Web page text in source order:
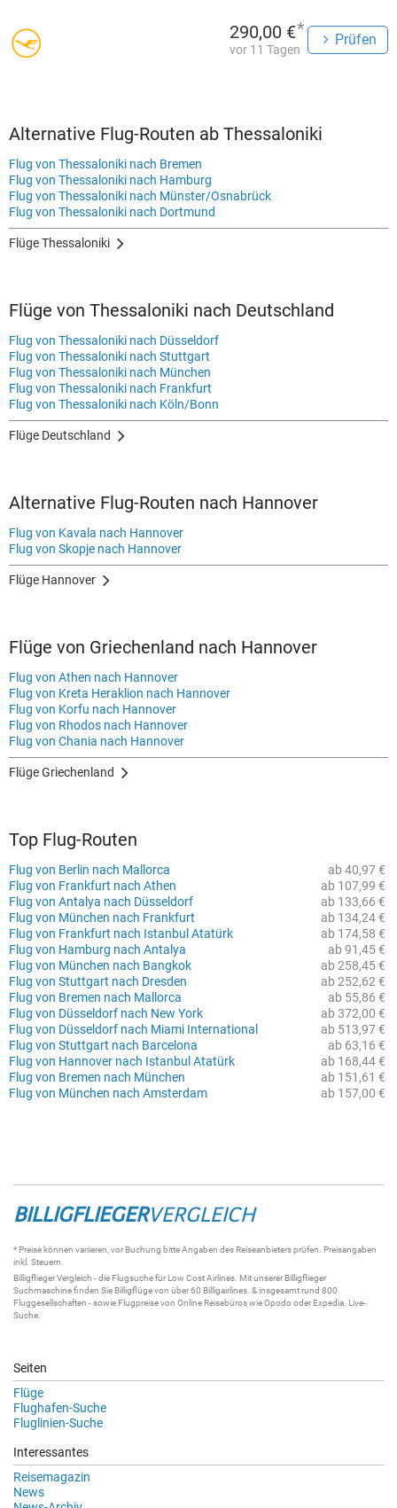
290,00 €*
vor 11 Tagen
Prüfen
Alternative Flug-Routen ab Thessaloniki
Flug von Thessaloniki nach Bremen
Flug von Thessaloniki nach Hamburg
Flug von Thessaloniki nach Münster/Osnabrück
Flug von Thessaloniki nach Dortmund
Flüge Thessaloniki
Flüge von Thessaloniki nach Deutschland
Flug von Thessaloniki nach Düsseldorf
Flug von Thessaloniki nach Stuttgart
Flug von Thessaloniki nach München
Flug von Thessaloniki nach Frankfurt
Flug von Thessaloniki nach Köln/Bonn
Flüge Deutschland
Alternative Flug-Routen nach Hannover
Flug von Kavala nach Hannover
Flug von Skopje nach Hannover
Flüge Hannover
Flüge von Griechenland nach Hannover
Flug von Athen nach Hannover
Flug von Kreta Heraklion nach Hannover
Flug von Korfu nach Hannover
Flug von Rhodos nach Hannover
Flug von Chania nach Hannover
Flüge Griechenland
Top Flug-Routen
ab 40,97 €
Flug von Berlin nach Mallorca
ab 107,99 €
Flug von Frankfurt nach Athen
ab 133,66 €
Flug von Antalya nach Düsseldorf
ab 134,24 €
Flug von München nach Frankfurt
ab 174,58 €
Flug von Frankfurt nach Istanbul Atatürk
ab 91,45 €
Flug von Hamburg nach Antalya
ab 258,45 €
Flug von München nach Bangkok
ab 252,62 €
Flug von Stuttgart nach Dresden
ab 55,86 €
Flug von Bremen nach Mallorca
ab 372,00 €
Flug von Düsseldorf nach New York
ab 513,97 €
Flug von Düsseldorf nach Miami International
ab 63,16 €
Flug von Stuttgart nach Barcelona
ab 168,44 €
Flug von Hannover nach Istanbul Atatürk
ab 151,61 €
Flug von Bremen nach München
ab 157,00 €
Flug von München nach Amsterdam
BILLIGFLIEGERVERGLEICH
* Preise können variieren, vor Buchung bitte Angaben des Reiseanbieters prüfen. Preisangaben
inkl. Steuern.
BilligfliegerVergleich - die Flugsuchefür Low Cost Airlines. Mit unsererBilligflieger
Suchmaschinefinden Sie Billigflügevon über 60 Billigairlines . & insgesamt rund 800
Fluggesellschaften - sowie Flugpreise von Online Reisebüros wie Opodo oder Expedia. Live-
Suche
Seiten
Flüge
Flughafen-Suche
Fluglinien-Suche
Interessantes
Reisemagazin
News